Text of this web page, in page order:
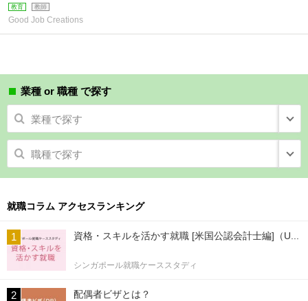
教育 教師
Good Job Creations
業種 or 職種 で探す
業種で探す
職種で探す
就職コラム アクセスランキング
資格・スキルを活かす就職 [米国公認会計士編]（U...
シンガポール就職ケーススタディ
配偶者ビザとは？